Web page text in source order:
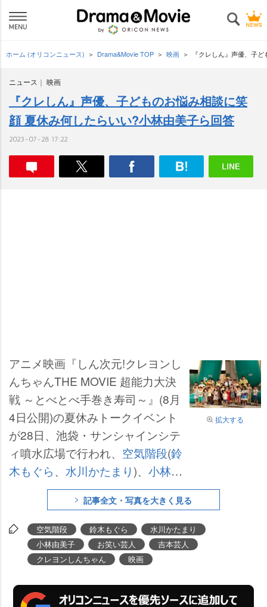
ホーム (オリコンニュース) Drama&Movie TOP 映画 『クレしん』声優、子
ニュース 映画
『クレしん』声優、子どものお悩み相談に笑
顔 夏休み何したらいい?小林由美子ら回答
2023-07-28 17:22
拡大する
アニメ映画『しん次元!クレヨンし
んちゃんTHE MOVIE 超能力大決
戦 ～とべとべ手巻き寿司～』(8月
4日公開)の夏休みトークイベント
が28日、池袋・サンシャインシテ
ィ噴水広場で行われ、 空気階段(鈴
木もぐら、 水川かたまり)、 小林由
、野原しんのすけが登場し
記事全文・写真を大きく見る
空気階段 鈴木もぐら
水川かたまり
小林由美子
お笑い芸人
吉本芸人
クレヨンしんちゃん
映画